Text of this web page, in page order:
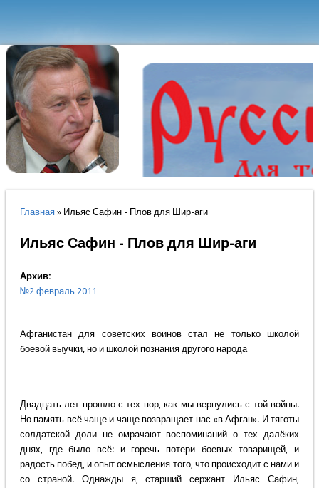
Вы здесь
Главная» Ильяс Сафин - Плов для Шир-аги
Ильяс Сафин - Плов для Шир-аги
Архив:
№2 февраль 2011
Афганистан для советских воинов стал не только школой
боевой выучки, но и школой познания другого народа
Двадцать лет прошло с тех пор, как мы вернулись с той войны.
Но память всё чаще и чаще возвращает нас «в Афган». И тяготы
солдатской доли не омрачают воспоминаний о тех далёких
днях, где было всё: и горечь потери боевых товарищей, и
радость побед, и опыт осмысления того, что происходит с нами и
со страной. Однажды я, старший сержант Ильяс Сафин,